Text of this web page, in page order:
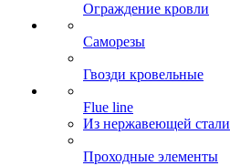
Ограждение кровли
Саморезы
Гвозди кровельные
Flue line
Из нержавеющей стали
Проходные элементы